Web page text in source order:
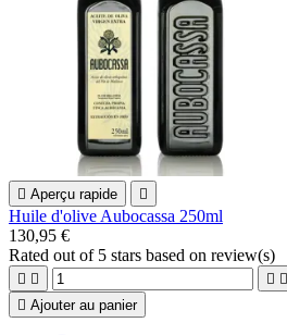
 Aperçu rapide 
Huile d'olive Aubocassa 250ml
130,95 €
Rated out of 5 stars based on review(s)
   
 Ajouter au panier